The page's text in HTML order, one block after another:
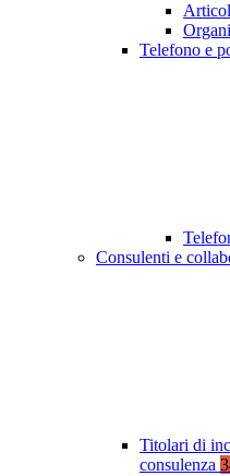
Telefono e
Consulenti e
Titolari di
consulenza